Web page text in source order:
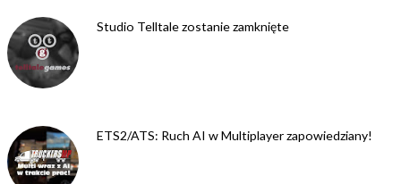
Studio Telltale zostanie zamknięte
ETS2/ATS: Ruch AI w Multiplayer zapowiedziany!